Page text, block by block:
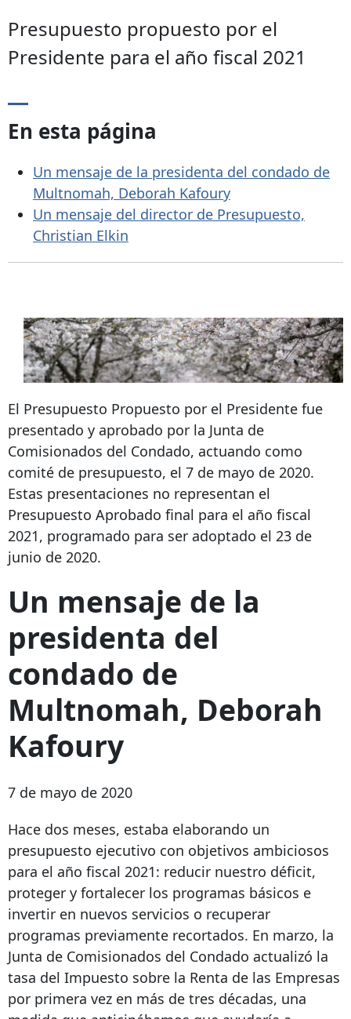
Presupuesto propuesto por el
Presidente para el año fiscal 2021
En esta página
Un mensaje de la presidenta del condado de
Multnomah, Deborah Kafoury
Un mensaje del director de Presupuesto,
Christian Elkin
El Presupuesto Propuesto por el Presidente fue
presentado y aprobado por la Junta de
Comisionados del Condado, actuando como
comité de presupuesto, el 7 de mayo de 2020.
Estas presentaciones no representan el
Presupuesto Aprobado final para el año fiscal
2021, programado para ser adoptado el 23 de
junio de 2020.
Un mensaje de la
presidenta del
condado de
Multnomah, Deborah
Kafoury
7 de mayo de 2020
Hace dos meses, estaba elaborando un
presupuesto ejecutivo con objetivos ambiciosos
para el año fiscal 2021: reducir nuestro déficit,
proteger y fortalecer los programas básicos e
invertir en nuevos servicios o recuperar
programas previamente recortados. En marzo, la
Junta de Comisionados del Condado actualizó la
tasa del Impuesto sobre la Renta de las Empresas
por primera vez en más de tres décadas, una